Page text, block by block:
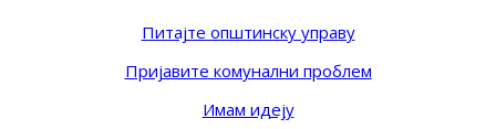
Питајте општинску управу
Пријавите комунални проблем
Имам идеју